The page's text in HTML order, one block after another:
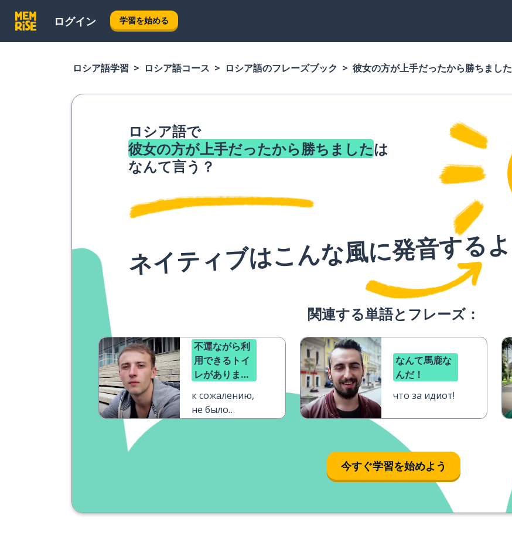
ログイン 学習を始める
ロシア語学習 ロシア語コース ロシア語のフレーズブック 彼女の方が上手だったから勝ちました
ロシア語で
彼女の方が上手だったから勝ちましたは
なんて言う？
ネイティブはこんな風に発音するよ
関連する単語とフレーズ：
不運ながら利
用できるトイ
レがありませ
к сожалению,
не было
なんて馬鹿な
んだ！
что за идиот!
今すぐ学習を始めよう